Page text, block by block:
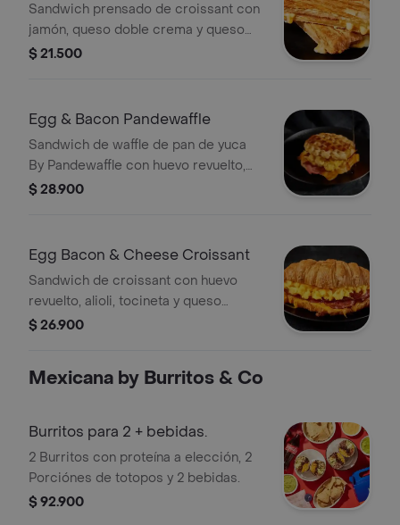
Sandwich prensado de croissant con
jamón, queso doble crema y queso
cheddar.
$ 21.500
Egg & Bacon Pandewaffle
Sandwich de waffle de pan de yuca
By Pandewaffle con huevo revuelto,
queso cheddar, tocineta crocante y
$ 28.900
Egg Bacon & Cheese Croissant
Sandwich de croissant con huevo
revuelto, alioli, tocineta y queso
cheddar.
$ 26.900
Mexicana by Burritos & Co
Burritos para 2 + bebidas.
2 Burritos con proteína a elección, 2
Porciónes de totopos y 2 bebidas.
$ 92.900